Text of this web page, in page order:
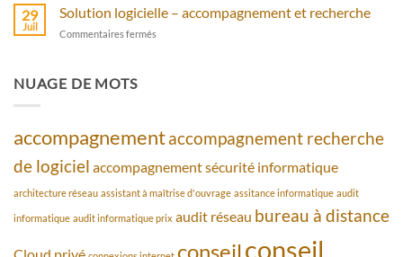
bureau
assistance
piratage
29
Juil
Solution logicielle – accompagnement et recherche
Commentaires fermés
NUAGE DE MOTS
accompagnementaccompagnement recherche
de logiciel accompagnement sécurité informatique
architecture réseau assistant à maîtrise d'ouvrage assitance informatique audit
informatique audit informatique prix audit réseau bureau à distance
conseilconseil